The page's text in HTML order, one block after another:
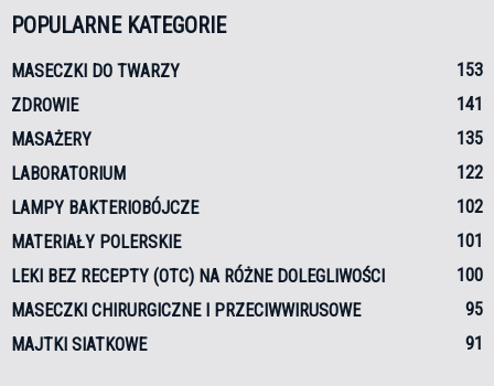
POPULARNE KATEGORIE
MASECZKI DO TWARZY
153
ZDROWIE
141
MASAŻERY
135
LABORATORIUM
122
LAMPY BAKTERIOBÓJCZE
102
MATERIAŁY POLERSKIE
101
LEKI BEZ RECEPTY (OTC) NA RÓŻNE DOLEGLIWOŚCI
100
MASECZKI CHIRURGICZNE I PRZECIWWIRUSOWE
95
MAJTKI SIATKOWE
91